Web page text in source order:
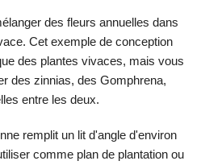
des fleurs annuelles dans
Cet exemple de conception
des plantes vivaces, mais vous
des zinnias, des Gomphrena,
entre les deux.
remplit un lit d'angle d'environ
comme plan de plantation ou